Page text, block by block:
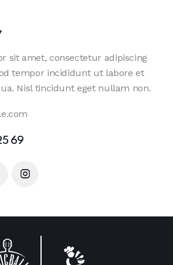
sit amet, consectetur adipiscing
tempor incididunt ut labore et
Nisl tincidunt eget nullam non.
69